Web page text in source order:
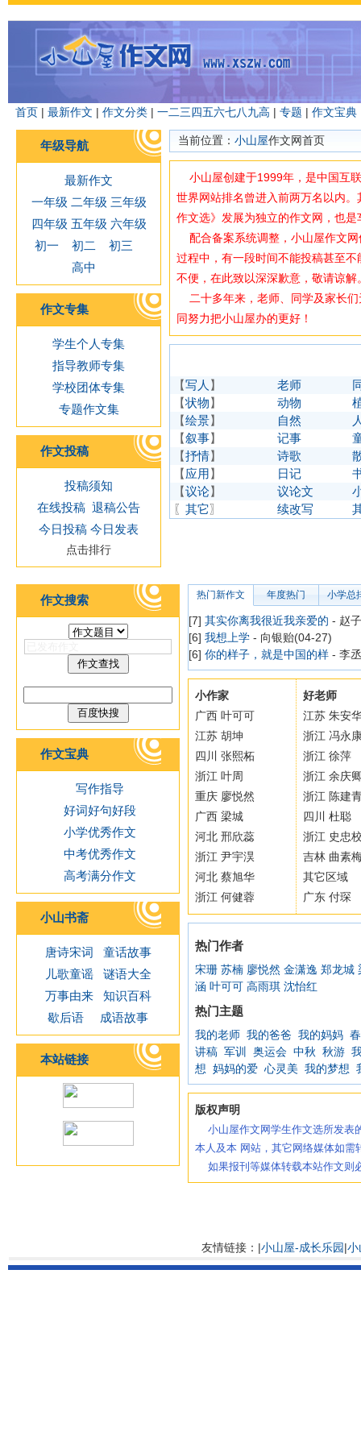
首页 | 最新作文 | 作文分类 | 一二三四五六七八九高 | 专题 | 作文宝典
年级导航
最新作文
一年级 二年级 三年级
四年级 五年级 六年级
初一
初二
初三
高中
作文专集
学生个人专集
指导教师专集
学校团体专集
专题作文集
作文投稿
投稿须知
在线投稿 退稿公告
今日投稿 今日发表
点击排行
当前位置： 小山屋作文网首页
小山屋创建于1999年，是中国互
世界网站排名曾进入前两万名以内
作文选》发展为独立的作文网，也
配合备案系统调整，小山屋作文网
过程中，有一段时间不能投稿甚至
不便，在此致以深深歉意，敬请谅解
二十多年来，老师、同学及家长们
同努力把小山屋办的更好！
【写人 】 老师
【状物】 动物
【绘景】 自然
【叙事】 记事
【抒情】 诗歌
【应用】 日记
【议论】 议论文
〖 其它〗 续改写
作文搜索
作文宝典
写作指导
好词好句好段
小学优秀作文
中考优秀作文
高考满分作文
小山书斋
唐诗宋词
童话故事
儿歌童谣
谜语大全
万事由来
知识百科
歇后语
成语故事
本站链接
热门新作文 年度热门 小学总
[7] 其实你离我很近我亲爱的 - 赵
[6] 我想上学 - 向银贻(04-27)
[6] 你的样子，就是中国的样 - 李
小作家
广西 叶可可
江苏 胡坤
四川 张熙柘
浙江 叶周
重庆 廖悦然
广西 梁城
河北 邢欣蕊
浙江 尹宇淏
河北 蔡旭华
浙江 何健蓉
好老师
江苏 朱安
浙江 冯永
浙江 徐萍
浙江 余庆
浙江 陈建
四川 杜聪
浙江 史忠
吉林 曲素
其它区域
广东 付琛
热门作者
宋珊 苏楠 廖悦然 金潇逸 郑龙城
涵 叶可可 高雨琪 沈怡红
热门主题
我的老师 我的爸爸 我的妈妈
讲稿 军训 奥运会 中秋 秋游
想 妈妈的爱 心灵美 我的梦想
版权声明
小山屋作文网学生作文选所发表
本人及本 网站，其它网络媒体如需
如果报刊等媒体转载本站作文则
友情链接：|小山屋-成长乐园|小